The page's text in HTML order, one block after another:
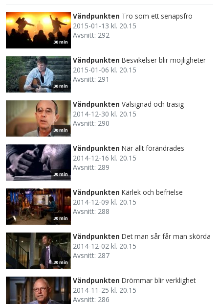
30 min
Vändpunkten Tro som ett senapsfrö
2015-01-13 kl. 20.15
Avsnitt: 292
30 min
Vändpunkten Besvikelser blir möjligheter
2015-01-06 kl. 20.15
Avsnitt: 291
30 min
Vändpunkten Välsignad och trasig
2014-12-30 kl. 20.15
Avsnitt: 290
30 min
Vändpunkten När allt förändrades
2014-12-16 kl. 20.15
Avsnitt: 289
30 min
Vändpunkten Kärlek och befrielse
2014-12-09 kl. 20.15
Avsnitt: 288
30 min
Vändpunkten Det man sår får man skörda
2014-12-02 kl. 20.15
Avsnitt: 287
Vändpunkten Drömmar blir verklighet
2014-11-25 kl. 20.15
Avsnitt: 286